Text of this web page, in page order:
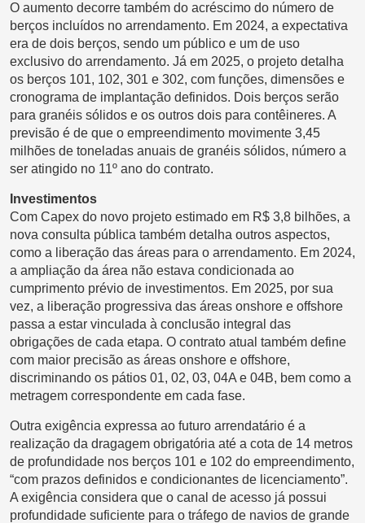
O aumento decorre também do acréscimo do número de
berços incluídos no arrendamento. Em 2024, a expectativa
era de dois berços, sendo um público e um de uso
exclusivo do arrendamento. Já em 2025, o projeto detalha
os berços 101, 102, 301 e 302, com funções, dimensões e
cronograma de implantação definidos. Dois berços serão
para granéis sólidos e os outros dois para contêineres. A
previsão é de que o empreendimento movimente 3,45
milhões de toneladas anuais de granéis sólidos, número a
ser atingido no 11º ano do contrato.
Investimentos
Com Capex do novo projeto estimado em R$ 3,8 bilhões, a
nova consulta pública também detalha outros aspectos,
como a liberação das áreas para o arrendamento. Em 2024,
a ampliação da área não estava condicionada ao
cumprimento prévio de investimentos. Em 2025, por sua
vez, a liberação progressiva das áreas onshore e offshore
passa a estar vinculada à conclusão integral das
obrigações de cada etapa. O contrato atual também define
com maior precisão as áreas onshore e offshore,
discriminando os pátios 01, 02, 03, 04A e 04B, bem como a
metragem correspondente em cada fase.
Outra exigência expressa ao futuro arrendatário é a
realização da dragagem obrigatória até a cota de 14 metros
de profundidade nos berços 101 e 102 do empreendimento,
“com prazos definidos e condicionantes de licenciamento”.
A exigência considera que o canal de acesso já possui
profundidade suficiente para o tráfego de navios de grande